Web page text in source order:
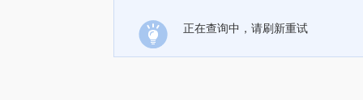
正在查询中，请刷新重试